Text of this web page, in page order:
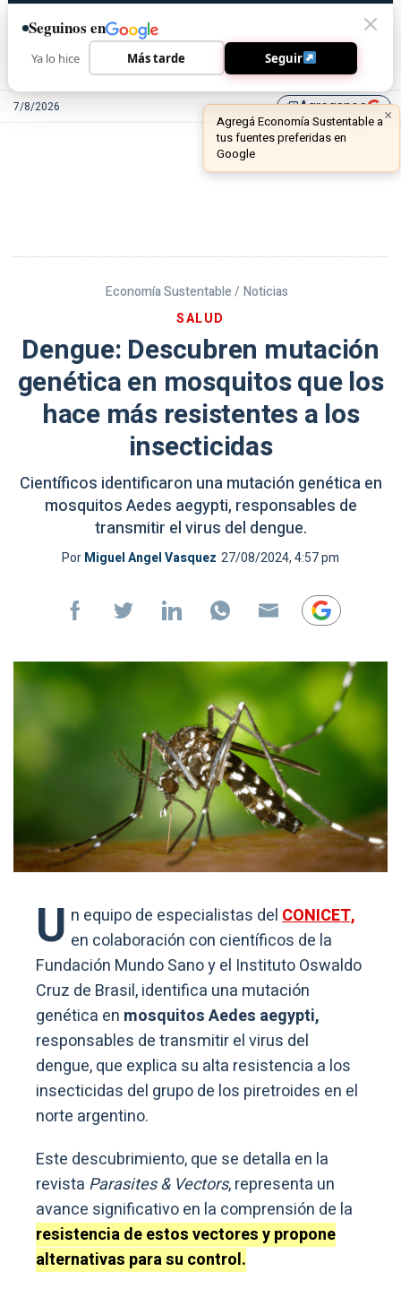
7/8/2026 library_addAgreganos
Economía Sustentable / Noticias
SALUD
Dengue: Descubren mutación
genética en mosquitos que los
hace más resistentes a los
insecticidas
Científicos identificaron una mutación genética en
mosquitos Aedes aegypti, responsables de
transmitir el virus del dengue.
PorMiguel Angel Vasquez 27/08/2024, 4:57 pm
U n equipo de especialistas delCONICET,
en colaboración con científicos de la
Fundación Mundo Sano y el Instituto Oswaldo
Cruz de Brasil, identifica una mutación
genética en mosquitos Aedes aegypti,
responsables de transmitir el virus del
dengue, que explica su alta resistencia a los
insecticidas del grupo de los piretroides en el
norte argentino.
Este descubrimiento, que se detalla en la
revista Parasites & Vectors, representa un
avance significativo en la comprensión de la
resistencia de estos vectores y propone
alternativas para su control.
Seguinos en
Ya lo hice Más tarde Seguir